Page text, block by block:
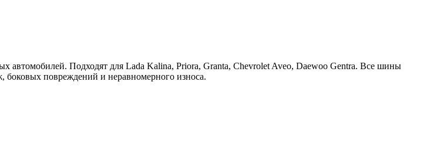
Подходят для Lada Kalina, Priora, Granta, Chevrolet Aveo, Daewoo Gentra. Все шины
боковых повреждений и неравномерного износа.